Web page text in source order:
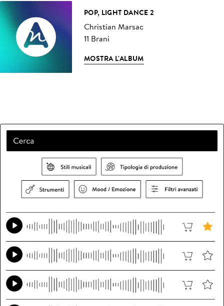
POP, LIGHT DANCE 2
Christian Marsac
11 Brani
MOSTRA L'ALBUM